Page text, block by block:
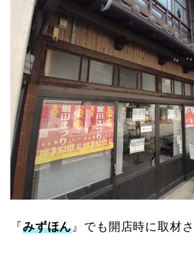
『みずほん』でも開店時に取材